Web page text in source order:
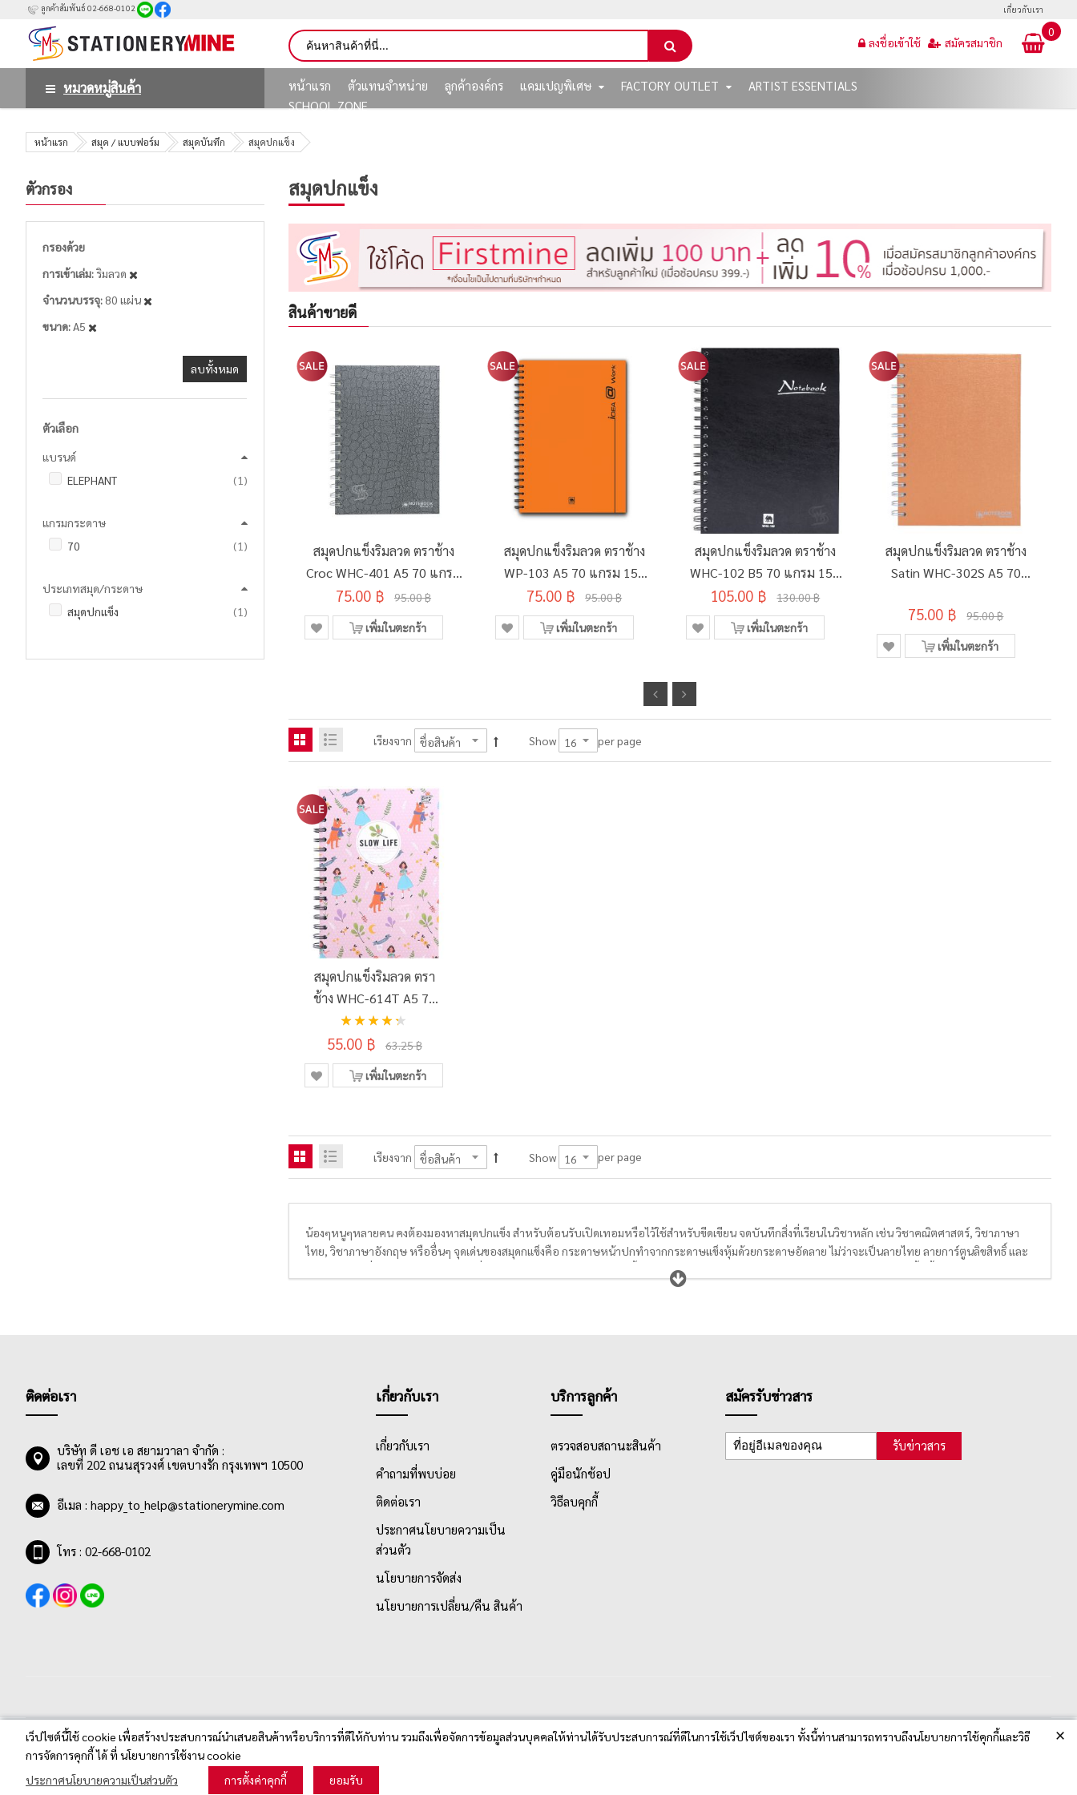
ลูกค้าสัมพันธ์ 02-668-0102 เกี่ยวกับเรา
0
ลงชื่อเข้าใช้ สมัครสมาชิก
หมวดหมู่สินค้า หน้าแรก ตัวแทนจำหน่าย ลูกค้าองค์กร แคมเปญพิเศษ FACTORY OUTLET
ARTIST ESSENTIALS
SCHOOL ZONE
หน้าแรก สมุด / แบบฟอร์ม สมุดบันทึก สมุดปกแข็ง
สมุดปกแข็ง
สินค้าขายดี
สมุดปกแข็งริมลวด ตราช้าง
Croc WHC-401 A5 70 แกรม
150 แผ่น
75.00 ฿ 95.00 ฿
เพิ่มในตะกร้า
สมุดปกแข็งริมลวด ตราช้าง
WP-103 A5 70 แกรม 150
แผ่น คละสี
75.00 ฿ 95.00 ฿
เพิ่มในตะกร้า
สมุดปกแข็งริมลวด ตราช้าง
WHC-102 B5 70 แกรม 150
แผ่น
105.00 ฿ 130.00 ฿
เพิ่มในตะกร้า
สมุดปกแข็งริมลวด ตราช้าง
Satin WHC-302S A5 70
75.00 ฿ 95.00 ฿
เพิ่มในตะกร้า
เว็ปไซต์นี้ใช้ cookie เพื่อสร้างประสบการณ์นำเสนอสินค้าหรือบริการที่ดีให้กับท่าน รวมถึงเพื่อจัดการข้อมูลส่วนบุคคลให้ท่านได้รับประสบการณ์ที่ดีในการใช้เว็ปไซต์ของเรา ทั้งนี้ท่านสามารถทราบถึงนโยบายการใช้คุกกี้และวิธี
การจัดการคุกกี้ ได้ ที่ นโยบายการใช้งาน cookie
ประกาศนโยบายความเป็นส่วนตัว
การตั้งค่าคุกกี้ ยอมรับ
×
เรียงจาก Show per page
สมุดปกแข็งริมลวด ตรา
ช้าง WHC-614T A5 70
แกรม 80 แผ่น คละลาย
อันดับ:
87%
55.00 ฿ 63.25 ฿
เพิ่มในตะกร้า
เรียงจาก Show per page
น้องๆหนูๆหลายคน คงต้องมองหาสมุดปกแข็ง สำหรับต้อนรับเปิดเทอมหรือไว้ใช้สำหรับขีดเขียน จดบันทึกสิ่งที่เรียนในวิชาหลัก เช่น วิชาคณิตศาสตร์, วิชาภาษา
ไทย, วิชาภาษาอังกฤษ หรืออื่นๆ จุดเด่นของสมุดกแข็งคือ กระดาษหน้าปกทำจากกระดาษแข็งหุ้มด้วยกระดาษอัดลาย ไม่ว่าจะเป็นลายไทย ลายการ์ตูนลิขสิทธิ์ และ
ลวดลายน่ารักอื่นๆ ด้วยการเย็บเข้าเล่มที่แน่นหนา ทนทานต่อการใช้งาน เนื้อกระดาษสีขาวเรียบเนียน ถนอมสายตาแก่นักเรียน คุณครู อีกทั้งเนื้อในมีการพิมพ์ลาย
ตัวกรอง
กรองด้วย
การเข้าเล่ม ริมลวด
จำนวนบรรจุ 80 แผ่น
ขนาด A5
ลบทั้งหมด
ตัวเลือก
แบรนด์
ELEPHANT
1 ชิ้น
แกรมกระดาษ
70
1 ชิ้น
ประเภทสมุด/กระดาษ
สมุดปกแข็ง
1 ชิ้น
ติดต่อเรา
บริษัท ดี เอช เอ สยามวาลา จำกัด :
เลขที่ 202 ถนนสุรวงศ์ เขตบางรัก กรุงเทพฯ 10500
อีเมล : happy_to_help@stationerymine.com
โทร : 02-668-0102
เกี่ยวกับเรา
เกี่ยวกับเรา
คำถามที่พบบ่อย
ติดต่อเรา
ประกาศนโยบายความเป็น
ส่วนตัว
นโยบายการจัดส่ง
นโยบายการเปลี่ยน/คืน สินค้า
บริการลูกค้า
ตรวจสอบสถานะสินค้า
คู่มือนักช้อป
วิธีลบคุกกี้
สมัครรับข่าวสาร
รับข่าวสาร
Stationerymine.com © 2020 All Rights Reserved.